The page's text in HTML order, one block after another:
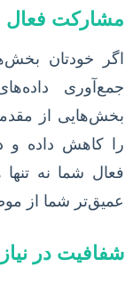
مشارکت فعال
اگر خودتان
جمع‌آوری
بخش‌هایی از
را کاهش داده و
فعال شما نه
عمیق‌تر شما از
شفافیت در